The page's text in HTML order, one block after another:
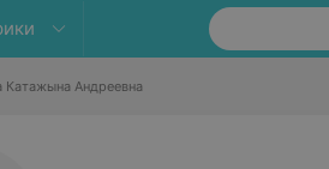
Катажына Андреевна